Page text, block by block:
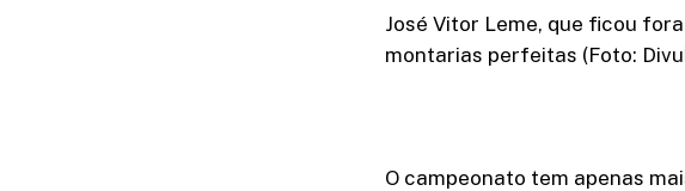
José Vitor Leme, que ficou
montarias perfeitas (Foto:
O campeonato tem apenas